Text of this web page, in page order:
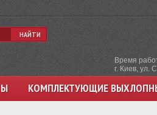
Время
г. Киев, ул.
НАЙТИ
КОМПЛЕКТУЮЩИЕ